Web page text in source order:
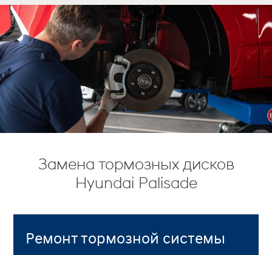
Замена тормозных дисков
Hyundai Palisade
Ремонт тормозной системы